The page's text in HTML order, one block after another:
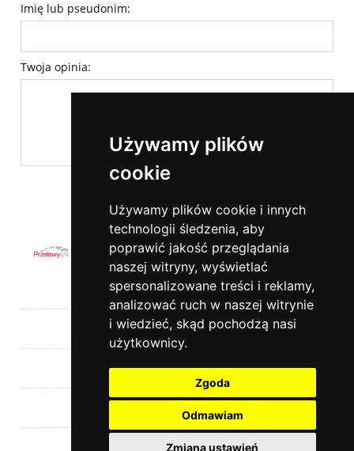
Używamy plików
cookie
Używamy plików cookie i innych
technologii śledzenia, aby
poprawić jakość przeglądania
naszej witryny, wyświetlać
spersonalizowane treści i reklamy,
analizować ruch w naszej witrynie
i wiedzieć, skąd pochodzą nasi
użytkownicy.
Zgoda
Odmawiam
Zmiana ustawień
Imię lub pseudonim:
Twoja opinia:
Pomoc
Moje konto
Płatności i dostawa
Kontakt